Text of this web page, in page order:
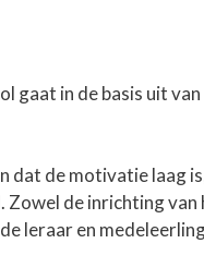
gaat in de basis uit
dat de motivatie laag
de inrichting van
leraar en